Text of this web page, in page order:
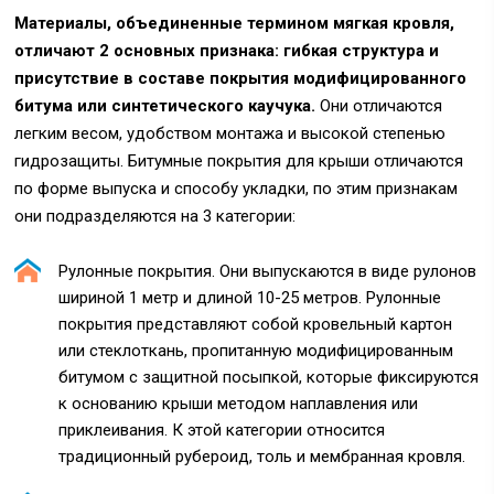
Материалы, объединенные термином мягкая кровля,
отличают 2 основных признака: гибкая структура и
присутствие в составе покрытия модифицированного
битума или синтетического каучука. Они отличаются
легким весом, удобством монтажа и высокой степенью
гидрозащиты. Битумные покрытия для крыши отличаются
по форме выпуска и способу укладки, по этим признакам
они подразделяются на 3 категории:
Рулонные покрытия. Они выпускаются в виде рулонов
шириной 1 метр и длиной 10-25 метров. Рулонные
покрытия представляют собой кровельный картон
или стеклоткань, пропитанную модифицированным
битумом с защитной посыпкой, которые фиксируются
к основанию крыши методом наплавления или
приклеивания. К этой категории относится
традиционный рубероид, толь и мембранная кровля.